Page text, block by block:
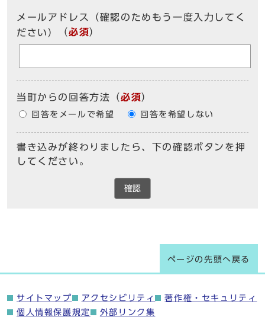
メールアドレス（確認のためもう一度入力してく
ださい）
（必須）
当町からの回答方法 （必須）
回答をメールで希望 回答を希望しない
書き込みが終わりましたら、下の確認ボタンを押
してください。
確認
ページの先頭へ戻る
サイトマップ アクセシビリティ
著作権・セキュリティ
個人情報保護規定
外部リンク集